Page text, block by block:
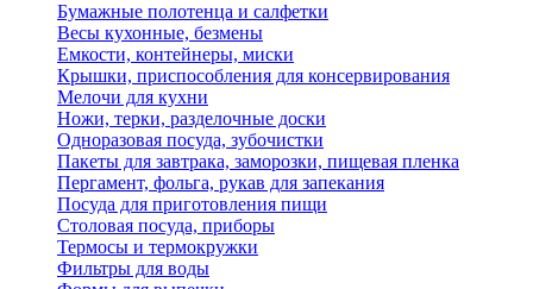
Бумажные полотенца и салфетки
Весы кухонные, безмены
Емкости, контейнеры, миски
Крышки, приспособления для консервирования
Мелочи для кухни
Ножи, терки, разделочные доски
Одноразовая посуда, зубочистки
Пакеты для завтрака, заморозки, пищевая пленка
Пергамент, фольга, рукав для запекания
Посуда для приготовления пищи
Столовая посуда, приборы
Термосы и термокружки
Фильтры для воды